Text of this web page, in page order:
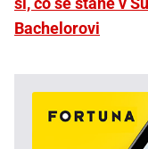
Bachelorovi